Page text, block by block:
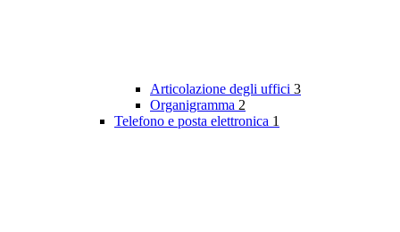
Articolazione degli uffici 3
Organigramma 2
Telefono e posta elettronica 1